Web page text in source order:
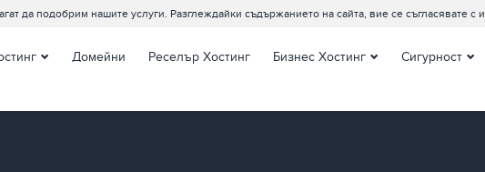
да подобрим нашите услуги. Разглеждайки съдържанието на сайта, вие се съгласявате с
Домейни Реселър Хостинг Бизнес Хостинг Сигурност